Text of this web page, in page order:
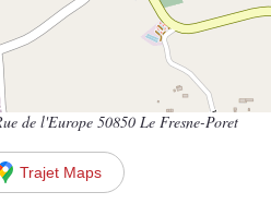
de l'Europe 50850 Le Fresne-Poret
Trajet Maps